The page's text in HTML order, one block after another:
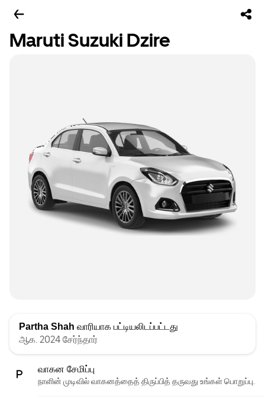
Maruti Suzuki Dzire
Partha Shah வாரியாக பட்டியலிடப்பட்டது
ஆக. 2024 சேர்ந்தார்
வாகன சேமிப்பு
நாளின் முடிவில் வாகனத்தைத் திருப்பித் தருவது உங்கள் பொறுப்பு.